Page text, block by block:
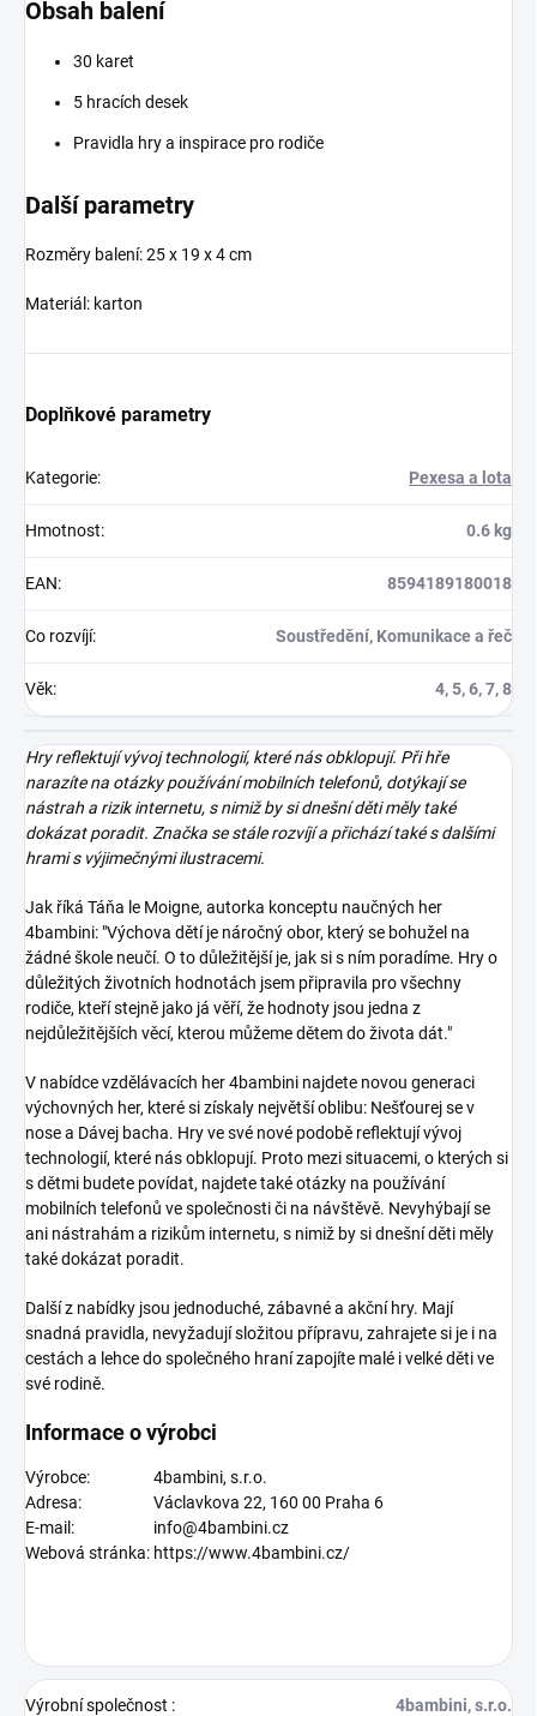
Obsah balení
30 karet
5 hracích desek
Pravidla hry a inspirace pro rodiče
Další parametry
Rozměry balení: 25 x 19 x 4 cm
Materiál: karton
Doplňkové parametry
Kategorie: Pexesa a lota
Hmotnost: 0.6 kg
EAN: 8594189180018
Co rozvíjí: Soustředění, Komunikace a řeč
Věk: 4, 5, 6, 7, 8
Hry reflektují vývoj technologií, které nás obklopují. Při hře
narazíte na otázky používání mobilních telefonů, dotýkají se
nástrah a rizik internetu, s nimiž by si dnešní děti měly také
dokázat poradit. Značka se stále rozvíjí a přichází také s dalšími
hrami s výjimečnými ilustracemi.
Jak říká Táňa le Moigne, autorka konceptu naučných her
4bambini: "Výchova dětí je náročný obor, který se bohužel na
žádné škole neučí. O to důležitější je, jak si s ním poradíme. Hry o
důležitých životních hodnotách jsem připravila pro všechny
rodiče, kteří stejně jako já věří, že hodnoty jsou jedna z
nejdůležitějších věcí, kterou můžeme dětem do života dát."
V nabídce vzdělávacích her 4bambini najdete novou generaci
výchovných her, které si získaly největší oblibu: Nešťourej se v
nose a Dávej bacha. Hry ve své nové podobě reflektují vývoj
technologií, které nás obklopují. Proto mezi situacemi, o kterých si
s dětmi budete povídat, najdete také otázky na používání
mobilních telefonů ve společnosti či na návštěvě. Nevyhýbají se
ani nástrahám a rizikům internetu, s nimiž by si dnešní děti měly
také dokázat poradit.
Další z nabídky jsou jednoduché, zábavné a akční hry. Mají
snadná pravidla, nevyžadují složitou přípravu, zahrajete si je i na
cestách a lehce do společného hraní zapojíte malé i velké děti ve
své rodině.
Informace o výrobci
Výrobce:
4bambini, s.r.o.
Adresa:
Václavkova 22, 160 00 Praha 6
E-mail:
info@4bambini.cz
Webová stránka: https://www.4bambini.cz/
Výrobní společnost : 4bambini, s.r.o.